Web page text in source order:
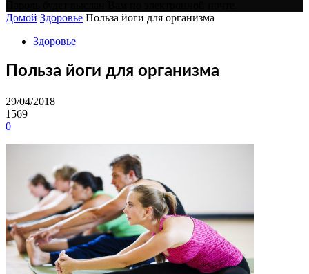
Домой Здоровье Польза йоги для организма
Здоровье
Польза йоги для организма
29/04/2018
1569
0